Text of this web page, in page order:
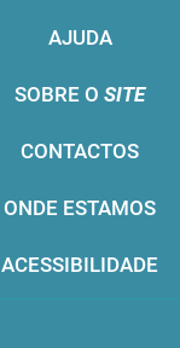
AJUDA
SOBRE O SITE
CONTACTOS
ONDE ESTAMOS
ACESSIBILIDADE